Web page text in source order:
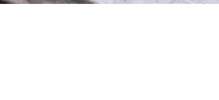
funcionestisularespropiasdeestados